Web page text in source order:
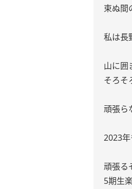
束ぬ間
私は長
山に囲
そろそ
頑張ら
2023
頑張る
5期生